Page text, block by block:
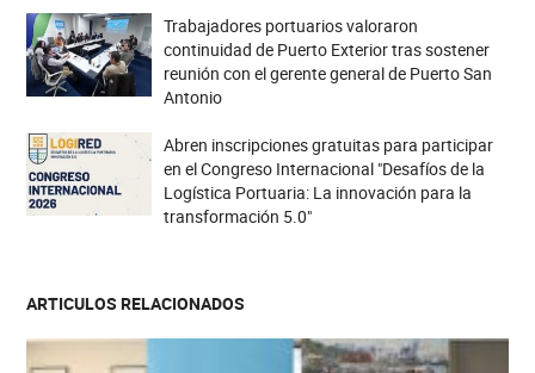
Trabajadores portuarios valoraron
continuidad de Puerto Exterior tras sostener
reunión con el gerente general de Puerto San
Antonio
Abren inscripciones gratuitas para participar
en el Congreso Internacional "Desafíos de la
Logística Portuaria: La innovación para la
transformación 5.0"
ARTICULOS RELACIONADOS